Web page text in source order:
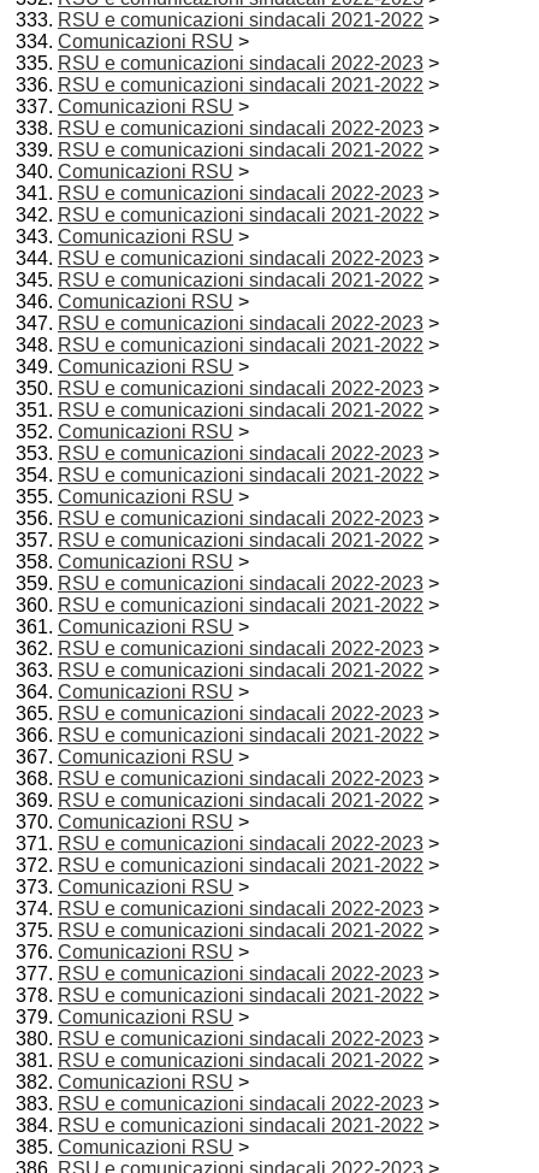
RSU e comunicazioni sindacali 2021-2022 >
Comunicazioni RSU >
RSU e comunicazioni sindacali 2022-2023 >
RSU e comunicazioni sindacali 2021-2022 >
Comunicazioni RSU >
RSU e comunicazioni sindacali 2022-2023 >
RSU e comunicazioni sindacali 2021-2022 >
Comunicazioni RSU >
RSU e comunicazioni sindacali 2022-2023 >
RSU e comunicazioni sindacali 2021-2022 >
Comunicazioni RSU >
RSU e comunicazioni sindacali 2022-2023 >
RSU e comunicazioni sindacali 2021-2022 >
Comunicazioni RSU >
RSU e comunicazioni sindacali 2022-2023 >
RSU e comunicazioni sindacali 2021-2022 >
Comunicazioni RSU >
RSU e comunicazioni sindacali 2022-2023 >
RSU e comunicazioni sindacali 2021-2022 >
Comunicazioni RSU >
RSU e comunicazioni sindacali 2022-2023 >
RSU e comunicazioni sindacali 2021-2022 >
Comunicazioni RSU >
RSU e comunicazioni sindacali 2022-2023 >
RSU e comunicazioni sindacali 2021-2022 >
Comunicazioni RSU >
RSU e comunicazioni sindacali 2022-2023 >
RSU e comunicazioni sindacali 2021-2022 >
Comunicazioni RSU >
RSU e comunicazioni sindacali 2022-2023 >
RSU e comunicazioni sindacali 2021-2022 >
Comunicazioni RSU >
RSU e comunicazioni sindacali 2022-2023 >
RSU e comunicazioni sindacali 2021-2022 >
Comunicazioni RSU >
RSU e comunicazioni sindacali 2022-2023 >
RSU e comunicazioni sindacali 2021-2022 >
Comunicazioni RSU >
RSU e comunicazioni sindacali 2022-2023 >
RSU e comunicazioni sindacali 2021-2022 >
Comunicazioni RSU >
RSU e comunicazioni sindacali 2022-2023 >
RSU e comunicazioni sindacali 2021-2022 >
Comunicazioni RSU >
RSU e comunicazioni sindacali 2022-2023 >
RSU e comunicazioni sindacali 2021-2022 >
Comunicazioni RSU >
RSU e comunicazioni sindacali 2022-2023 >
RSU e comunicazioni sindacali 2021-2022 >
Comunicazioni RSU >
RSU e comunicazioni sindacali 2022-2023 >
RSU e comunicazioni sindacali 2021-2022 >
Comunicazioni RSU >